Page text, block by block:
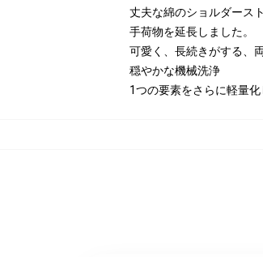
丈夫な綿のショルダース
手荷物を延長しました。
可愛く、長続きがする、
穏やかな機械洗浄
1つの要素をさらに軽量